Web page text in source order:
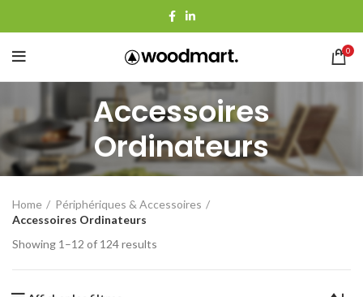
0
Accessoires
Ordinateurs
Home
Périphériques & Accessoires
Accessoires Ordinateurs
Showing 1–12 of 124 results